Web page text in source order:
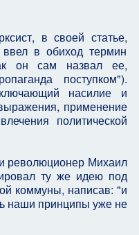
в своей статье,
в обиход термин
он сам назвал ее,
поступком").
насилие и
применение
политической
революционер Михаил
ту же идею под
коммуны, написав: "и
наши принципы уже не